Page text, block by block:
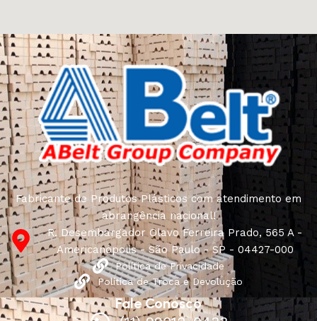
Fabricante de Produtos Plásticos com atendimento em
abrangência nacional!
R. Desembargador Olavo Ferreira Prado, 565 A -
Americanópolis - São Paulo - SP - 04427-000
Política de Privacidade
Política de Troca e Devolução
Fale Conosco